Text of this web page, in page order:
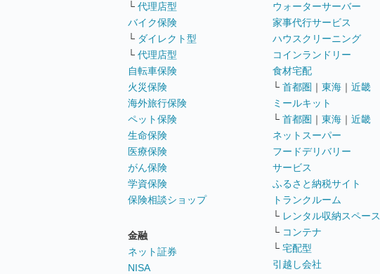
└ 代理店型
バイク保険
└ ダイレクト型
└ 代理店型
自転車保険
火災保険
海外旅行保険
ペット保険
生命保険
医療保険
がん保険
学資保険
保険相談ショップ
金融
ネット証券
NISA
ウォーターサーバー
家事代行サービス
ハウスクリーニング
コインランドリー
食材宅配
└ 首都圏 ｜ 東海 ｜ 近畿
ミールキット
└ 首都圏 ｜ 東海 ｜ 近畿
ネットスーパー
フードデリバリー
サービス
ふるさと納税サイト
トランクルーム
└ レンタル収納スペース
└ コンテナ
└ 宅配型
引越し会社